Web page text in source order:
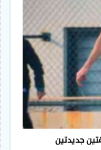
جديدتين